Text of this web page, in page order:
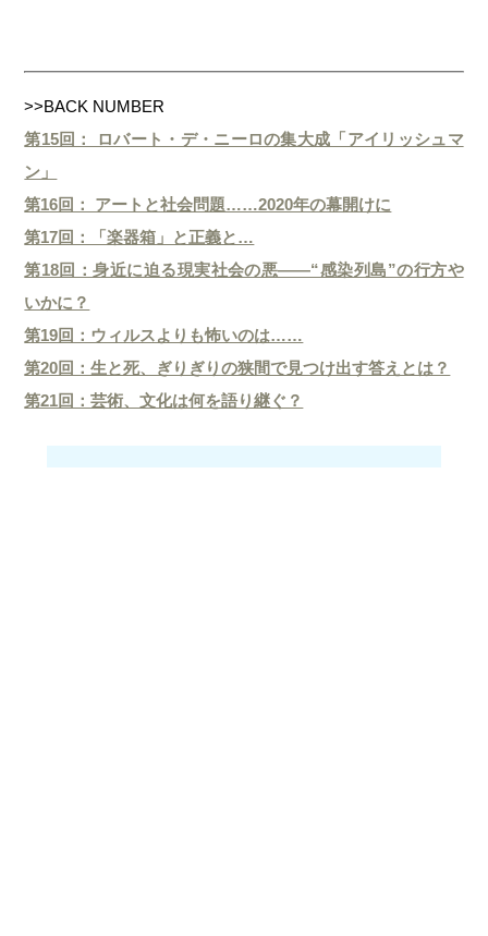
>>BACK NUMBER
第15回： ロバート・デ・ニーロの集大成「アイリッシュマ
ン」
第16回： アートと社会問題……2020年の幕開けに
第17回：「楽器箱」と正義と…
第18回：身近に迫る現実社会の悪――“感染列島”の行方や
いかに？
第19回：ウィルスよりも怖いのは……
第20回：生と死、ぎりぎりの狭間で見つけ出す答えとは？
第21回：芸術、文化は何を語り継ぐ？